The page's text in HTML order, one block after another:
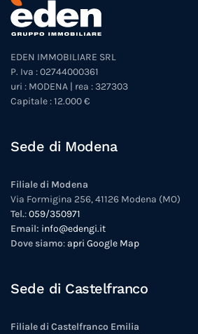
EDEN IMMOBILIARE SRL
P. Iva : 02744000361
uri : MODENA | rea : 327303
Capitale : 12.000 €
Sede di Modena
Filiale di Modena
Via Formigina 256, 41126 Modena (MO)
Tel.:059/350971
Email: info@edengi.it
Dove siamo: apri Google Map
Sede di Castelfranco
Filiale di Castelfranco Emilia